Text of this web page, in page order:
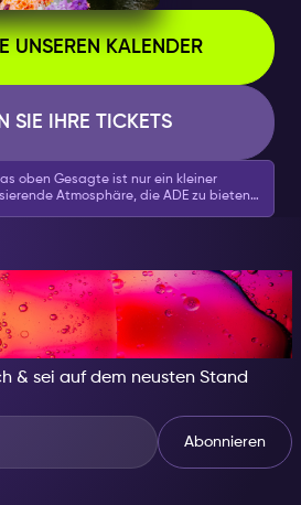
UNSEREN KALENDER
SIE IHRE TICKETS
oben Gesagte ist nur ein kleiner
Atmosphäre, die ADE zu bieten
SEI JEMAND
& sei auf dem neusten Stand
Abonnieren